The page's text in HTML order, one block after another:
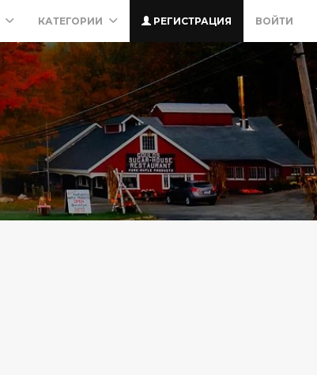
КАТЕГОРИИ РЕГИСТРАЦИЯ ВОЙТИ